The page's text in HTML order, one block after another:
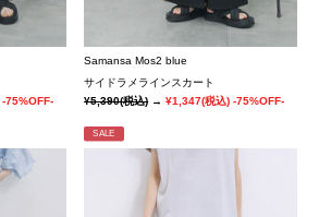
-75%OFF-
Samansa Mos2 blue
サイドラメラインスカート
¥5,390(税込)→¥1,347(税込) -75%OFF-
SALE